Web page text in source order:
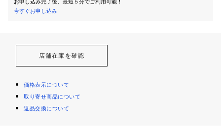
お申し込み完了後、最短５分でご利用可能！
今すぐお申し込み
店舗在庫を確認
価格表示について
取り寄せ商品について
返品交換について